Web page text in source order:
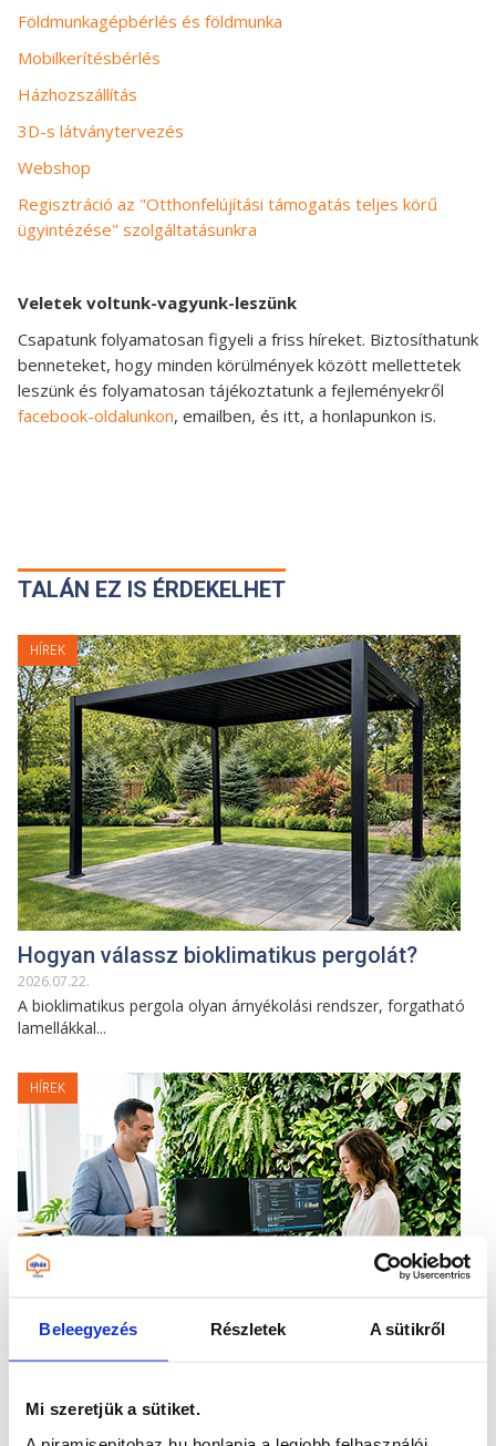
Beleegyezés Részletek A sütikről
Mi szeretjük a sütiket.
Földmunkagépbérlés és földmunka
Mobilkerítésbérlés
Házhozszállítás
3D-s látványtervezés
Webshop
Regisztráció az "Otthonfelújítási támogatás teljes körű
ügyintézése" szolgáltatásunkra
Veletek voltunk-vagyunk-leszünk
Csapatunk folyamatosan figyeli a friss híreket. Biztosíthatunk
benneteket, hogy minden körülmények között mellettetek
leszünk és folyamatosan tájékoztatunk a fejleményekről
facebook-oldalunkon, emailben, és itt, a honlapunkon is.
TALÁN EZ IS ÉRDEKELHET
HÍREK
Hogyan válassz bioklimatikus pergolát?
2026.07.22.
A bioklimatikus pergola olyan árnyékolási rendszer, forgatható
lamellákkal...
HÍREK
2026 .07.06.